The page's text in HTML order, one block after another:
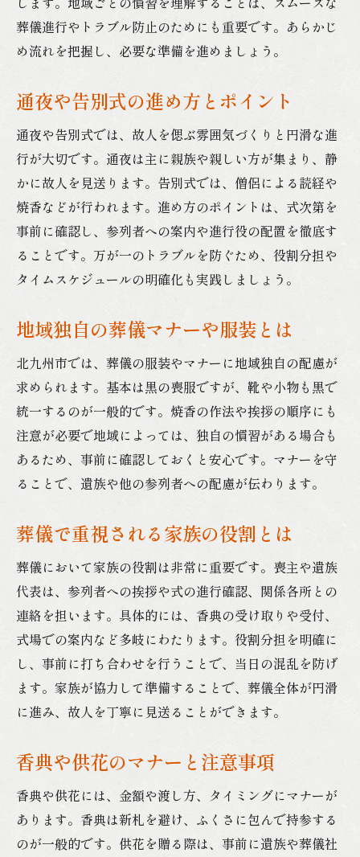
葬儀進行やトラブル防止のためにも重要です。あらかじ
め流れを把握し、必要な準備を進めましょう。
通夜や告別式の進め方とポイント
通夜や告別式では、故人を偲ぶ雰囲気づくりと円滑な進
行が大切です。通夜は主に親族や親しい方が集まり、静
かに故人を見送ります。告別式では、僧侶による読経や
焼香などが行われます。進め方のポイントは、式次第を
事前に確認し、参列者への案内や進行役の配置を徹底す
ることです。万が一のトラブルを防ぐため、役割分担や
タイムスケジュールの明確化も実践しましょう。
地域独自の葬儀マナーや服装とは
北九州市では、葬儀の服装やマナーに地域独自の配慮が
求められます。基本は黒の喪服ですが、靴や小物も黒で
統一するのが一般的です。焼香の作法や挨拶の順序にも
注意が必要で地域によっては、独自の慣習がある場合も
あるため、事前に確認しておくと安心です。マナーを守
ることで、遺族や他の参列者への配慮が伝わります。
葬儀で重視される家族の役割とは
葬儀において家族の役割は非常に重要です。喪主や遺族
代表は、参列者への挨拶や式の進行確認、関係各所との
連絡を担います。具体的には、香典の受け取りや受付、
式場での案内など多岐にわたります。役割分担を明確に
し、事前に打ち合わせを行うことで、当日の混乱を防げ
ます。家族が協力して準備することで、葬儀全体が円滑
に進み、故人を丁寧に見送ることができます。
香典や供花のマナーと注意事項
香典や供花には、金額や渡し方、タイミングにマナーが
あります。香典は新札を避け、ふくさに包んで持参する
のが一般的です。供花を贈る際は、事前に遺族や葬儀社